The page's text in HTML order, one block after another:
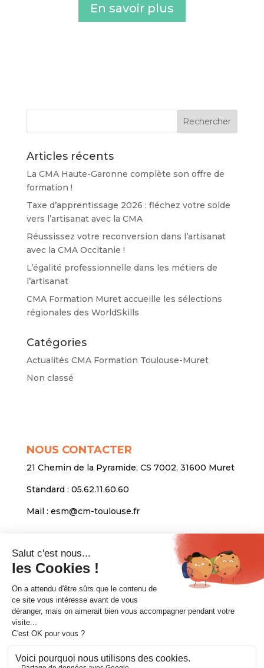
En savoir plus
Articles récents
La CMA Haute-Garonne complète son offre de
formation !
Taxe d’apprentissage 2026 : fléchez votre solde
vers l’artisanat avec la CMA
Réussissez votre reconversion dans l’artisanat
avec la CMA Occitanie !
L’égalité professionnelle dans les métiers de
l’artisanat
CMA Formation Muret accueille les sélections
régionales des WorldSkills
Catégories
Actualités CMA Formation Toulouse-Muret
Non classé
NOUS CONTACTER
21 Chemin de la Pyramide, CS 7002, 31600 Muret
Standard : 05.62.11.60.60
Mail : esm@cm-toulouse.fr
INFORMATIONS
Mentions légales
Protection des données personnelles
Venir nous voir